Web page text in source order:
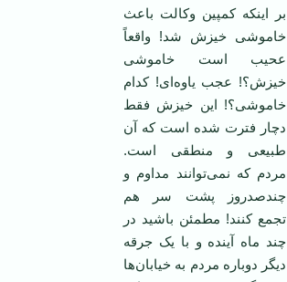
بر اینکه کمپین وکالت باعث
خاموشی خیزش شد! واقعاً
عحیب است خاموشی
خیزش؟! عجب یاوه‌ای! کدام
خاموشی؟! این خیزش فقط
دچار فترت شده است که آن
طبیعی و منطقی است.
مردم که نمی‌توانند مداوم و
چندصدروز پشت سر هم
تجمع کنند! مطمئن باشید در
چند ماه آینده و با یک جرقه
دیگر دوباره مردم به خیابان‌ها